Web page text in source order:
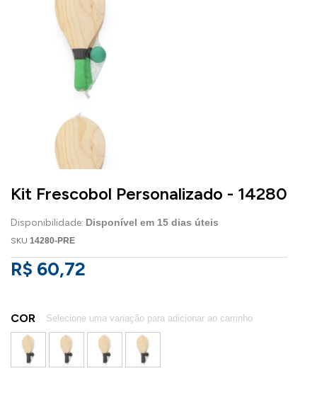
Kit Frescobol Personalizado - 14280
Disponibilidade: Disponível em 15 dias úteis
SKU 14280-PRE
R$ 60,72
COR